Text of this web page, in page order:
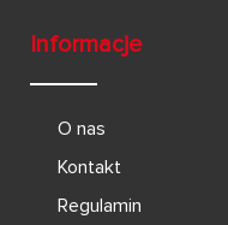
Informacje
O nas
Kontakt
Regulamin